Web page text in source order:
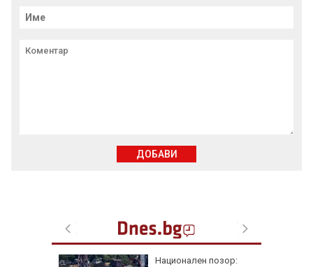
Национален позор:
ДОБАВИ